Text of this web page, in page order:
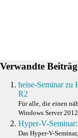
Verwandte
heise-Seminar zu
R2
Für alle, die einen
Windows Server
Hyper-V-
Das Hyper-V-